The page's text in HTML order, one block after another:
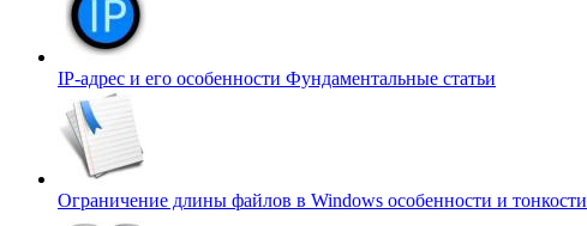
IP-адрес и его особенности Фундаментальные статьи
Ограничение длины файлов в Windows особенности и тонкости